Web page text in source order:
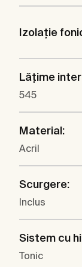
Izolaţie
Lăţime
545
Material:
Acril
Scurgere:
Inclus
Sistem cu
Tonic